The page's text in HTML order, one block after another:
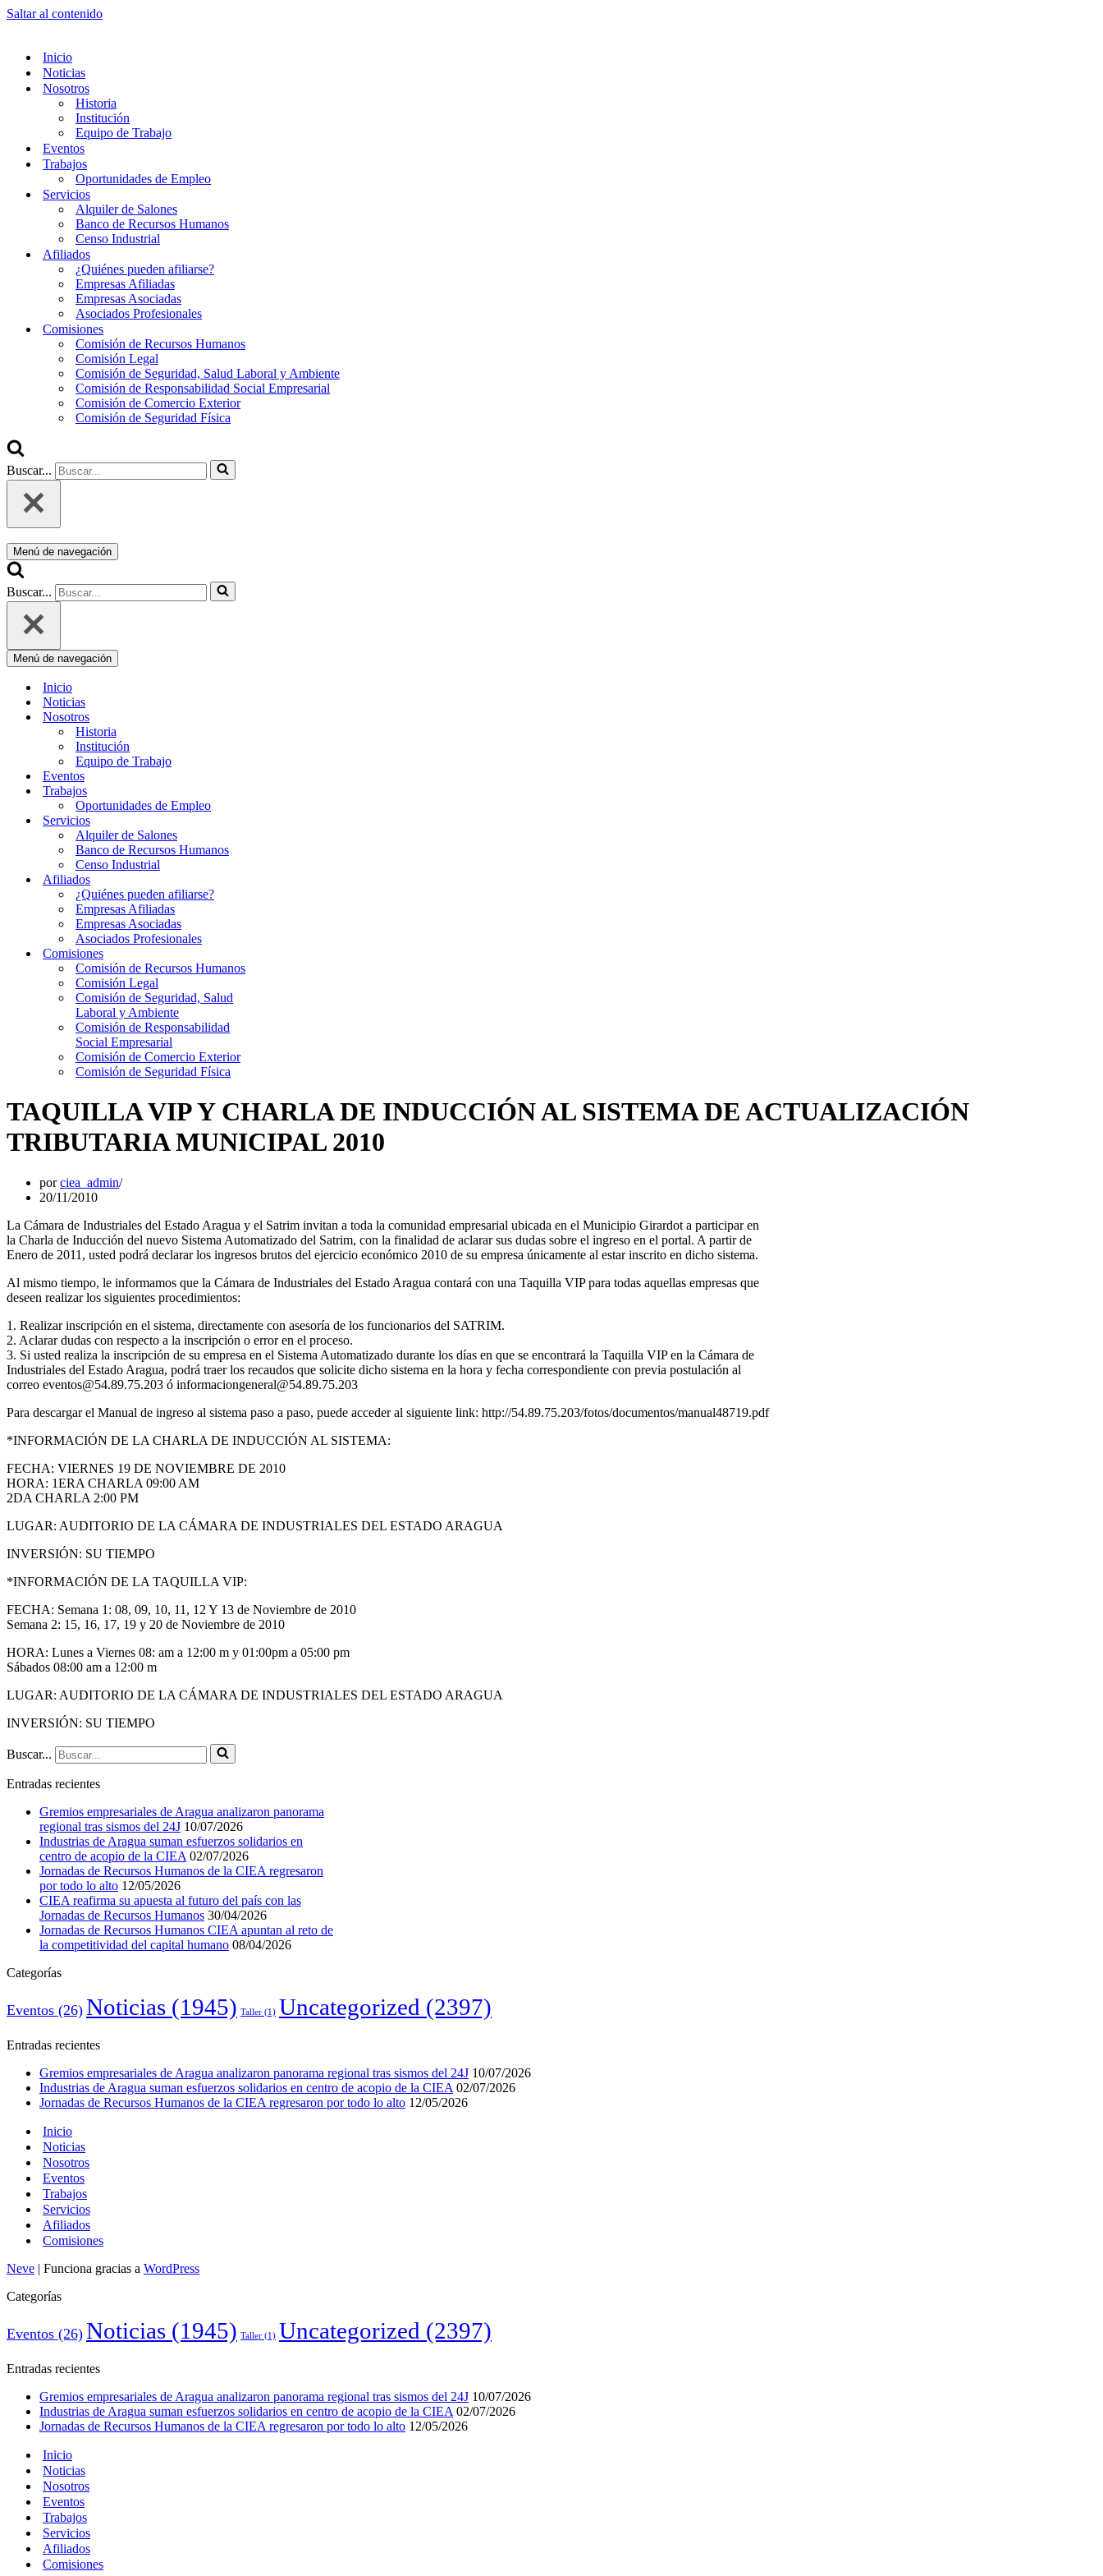
Saltar al contenido
Inicio
Noticias
Nosotros
Historia
Institución
Equipo de Trabajo
Eventos
Trabajos
Oportunidades de Empleo
Servicios
Alquiler de Salones
Banco de Recursos Humanos
Censo Industrial
Afiliados
¿Quiénes pueden afiliarse?
Empresas Afiliadas
Empresas Asociadas
Asociados Profesionales
Comisiones
Comisión de Recursos Humanos
Comisión Legal
Comisión de Seguridad, Salud Laboral y Ambiente
Comisión de Responsabilidad Social Empresarial
Comisión de Comercio Exterior
Comisión de Seguridad Física
Buscar...
Menú de navegación
Buscar...
Menú de navegación
Inicio
Noticias
Nosotros
Historia
Institución
Equipo de Trabajo
Eventos
Trabajos
Oportunidades de Empleo
Servicios
Alquiler de Salones
Banco de Recursos Humanos
Censo Industrial
Afiliados
¿Quiénes pueden afiliarse?
Empresas Afiliadas
Empresas Asociadas
Asociados Profesionales
Comisiones
Comisión de Recursos Humanos
Comisión Legal
Comisión de Seguridad, Salud
Laboral y Ambiente
Comisión de Responsabilidad
Social Empresarial
Comisión de Comercio Exterior
Comisión de Seguridad Física
TAQUILLA VIP Y CHARLA DE INDUCCIÓN AL SISTEMA DE ACTUALIZACIÓN
TRIBUTARIA MUNICIPAL 2010
porciea_admin
20/11/2010
La Cámara de Industriales del Estado Aragua y el Satrim invitan a toda la comunidad empresarial ubicada en el Municipio Girardot a participar en
la Charla de Inducción del nuevo Sistema Automatizado del Satrim, con la finalidad de aclarar sus dudas sobre el ingreso en el portal. A partir de
Enero de 2011, usted podrá declarar los ingresos brutos del ejercicio económico 2010 de su empresa únicamente al estar inscrito en dicho sistema.
Al mismo tiempo, le informamos que la Cámara de Industriales del Estado Aragua contará con una Taquilla VIP para todas aquellas empresas que
deseen realizar los siguientes procedimientos:
1. Realizar inscripción en el sistema, directamente con asesoría de los funcionarios del SATRIM.
2. Aclarar dudas con respecto a la inscripción o error en el proceso.
3. Si usted realiza la inscripción de su empresa en el Sistema Automatizado durante los días en que se encontrará la Taquilla VIP en la Cámara de
Industriales del Estado Aragua, podrá traer los recaudos que solicite dicho sistema en la hora y fecha correspondiente con previa postulación al
correo eventos@54.89.75.203 ó informaciongeneral@54.89.75.203
Para descargar el Manual de ingreso al sistema paso a paso, puede acceder al siguiente link: http://54.89.75.203/fotos/documentos/manual48719.pdf
*INFORMACIÓN DE LA CHARLA DE INDUCCIÓN AL SISTEMA:
FECHA: VIERNES 19 DE NOVIEMBRE DE 2010
HORA: 1ERA CHARLA 09:00 AM
2DA CHARLA 2:00 PM
LUGAR: AUDITORIO DE LA CÁMARA DE INDUSTRIALES DEL ESTADO ARAGUA
INVERSIÓN: SU TIEMPO
*INFORMACIÓN DE LA TAQUILLA VIP:
FECHA: Semana 1: 08, 09, 10, 11, 12 Y 13 de Noviembre de 2010
Semana 2: 15, 16, 17, 19 y 20 de Noviembre de 2010
HORA: Lunes a Viernes 08: am a 12:00 m y 01:00pm a 05:00 pm
Sábados 08:00 am a 12:00 m
LUGAR: AUDITORIO DE LA CÁMARA DE INDUSTRIALES DEL ESTADO ARAGUA
INVERSIÓN: SU TIEMPO
Buscar...
Entradas recientes
Gremios empresariales de Aragua analizaron panorama
regional tras sismos del 24J 10/07/2026
Industrias de Aragua suman esfuerzos solidarios en
centro de acopio de la CIEA 02/07/2026
Jornadas de Recursos Humanos de la CIEA regresaron
por todo lo alto 12/05/2026
CIEA reafirma su apuesta al futuro del país con las
Jornadas de Recursos Humanos 30/04/2026
Jornadas de Recursos Humanos CIEA apuntan al reto de
la competitividad del capital humano 08/04/2026
Categorías
Eventos (26) Noticias (1945) Taller (1) Uncategorized (2397)
Entradas recientes
Gremios empresariales de Aragua analizaron panorama regional tras sismos del 24J 10/07/2026
Industrias de Aragua suman esfuerzos solidarios en centro de acopio de la CIEA 02/07/2026
Jornadas de Recursos Humanos de la CIEA regresaron por todo lo alto 12/05/2026
Inicio
Noticias
Nosotros
Eventos
Trabajos
Servicios
Afiliados
Comisiones
Neve | Funciona gracias a WordPress
Categorías
Eventos (26) Noticias (1945) Taller (1) Uncategorized (2397)
Entradas recientes
Gremios empresariales de Aragua analizaron panorama regional tras sismos del 24J 10/07/2026
Industrias de Aragua suman esfuerzos solidarios en centro de acopio de la CIEA 02/07/2026
Jornadas de Recursos Humanos de la CIEA regresaron por todo lo alto 12/05/2026
Inicio
Noticias
Nosotros
Eventos
Trabajos
Servicios
Afiliados
Comisiones